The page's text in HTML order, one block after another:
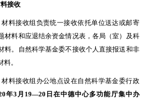
接收
接收组负责统一接收依托单位送达或邮寄
材料和应退结余资金情况表，各局（室）及科
料。自然科学基金委不接收个人直接报送和非
。
接收组办公地点设在自然科学基金委行政
年3 月 19—20 日在中德中心多功能厅集中办